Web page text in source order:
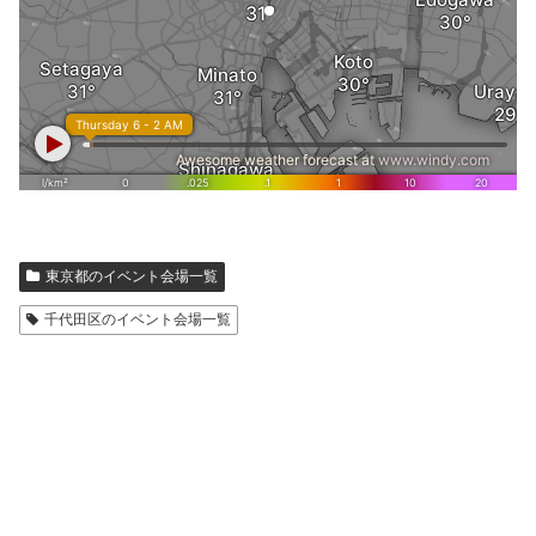
東京都のイベント会場一覧
千代田区のイベント会場一覧